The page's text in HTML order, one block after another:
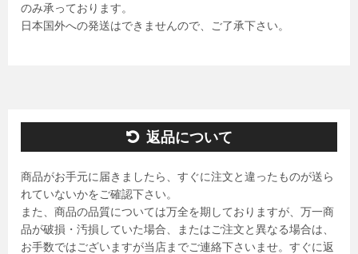
のみ承っております。
日本国外への発送はできませんので、ご了承下さい。
返品について
商品がお手元に届きましたら、すぐに注文と違ったものが送ら
れていないかをご確認下さい。
また、商品の品質については万全を期しておりますが、万一商
品が破損・汚損していた場合、またはご注文と異なる場合は、
お手数ではございますが当店までご連絡下さいませ。すぐに返